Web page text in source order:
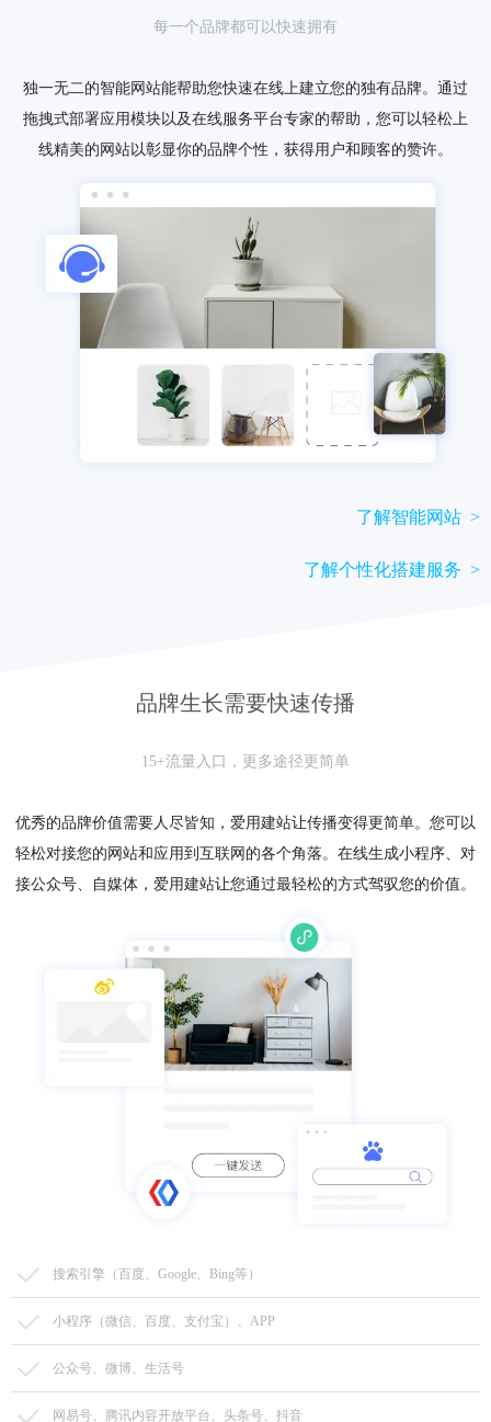
每一个品牌都可以快速拥有
独一无二的智能网站能帮助您快速在线上建立您的独有品牌。通过
拖拽式部署应用模块以及在线服务平台专家的帮助，您可以轻松上
线精美的网站以彰显你的品牌个性，获得用户和顾客的赞许。
了解智能网站 >
了解个性化搭建服务 >
品牌生长需要快速传播
15+流量入口，更多途径更简单
优秀的品牌价值需要人尽皆知，爱用建站让传播变得更简单。您可以
轻松对接您的网站和应用到互联网的各个角落。在线生成小程序、对
接公众号、自媒体，爱用建站让您通过最轻松的方式驾驭您的价值。
搜索引擎（百度、Google、Bing等）
小程序（微信、百度、支付宝）、APP
公众号、微博、生活号
网易号、腾讯内容开放平台、头条号、抖音